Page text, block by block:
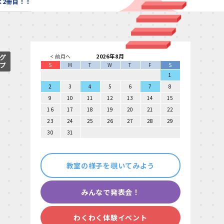
< 前月へ 2026年8月
S M T W T F
S
1
2
3 4 5 6 7
8
9
10 11 12 13 14
15
16
17 18 19 20 21
22
23
24 25 26 27 28
29
30
31
教室の様子を覗いてみよう
みんなで発表会！
わくわく体験イベント